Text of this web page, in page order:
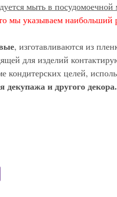
мыть в
мы указываем наибольший
, изготавливаются из
для изделий
кондитерских целей,
и другого декора.